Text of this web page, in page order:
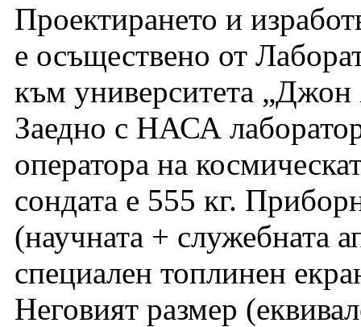
Проектирането и
е осъществено от
към университета
Заедно с НАСА
оператора на
сондата е 555 кг.
(научната + служебната
специален топлинен
Неговият размер